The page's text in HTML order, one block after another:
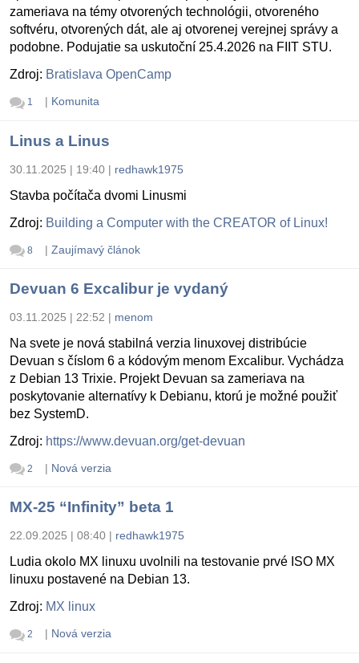
zameriava na témy otvorených technológii, otvoreného
softvéru, otvorených dát, ale aj otvorenej verejnej správy a
podobne. Podujatie sa uskutoční 25.4.2026 na FIIT STU.
Zdroj: Bratislava OpenCamp
1 | Komunita
Linus a Linus
30.11.2025 | 19:40 | redhawk1975
Stavba počítača dvomi Linusmi
Zdroj: Building a Computer with the CREATOR of Linux!
8 | Zaujímavý článok
Devuan 6 Excalibur je vydaný
03.11.2025 | 22:52 | menom
Na svete je nová stabilná verzia linuxovej distribúcie
Devuan s číslom 6 a kódovým menom Excalibur. Vychádza
z Debian 13 Trixie. Projekt Devuan sa zameriava na
poskytovanie alternatívy k Debianu, ktorú je možné použiť
bez SystemD.
Zdroj: https://www.devuan.org/get-devuan
2 | Nová verzia
MX-25 “Infinity” beta 1
22.09.2025 | 08:40 | redhawk1975
Ludia okolo MX linuxu uvolnili na testovanie prvé ISO MX
linuxu postavené na Debian 13.
Zdroj: MX linux
2 | Nová verzia